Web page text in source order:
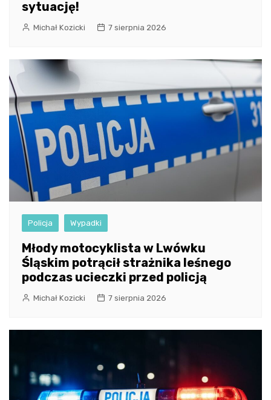
sytuację!
Michał Kozicki 7 sierpnia 2026
Policja Wypadki
Młody motocyklista w Lwówku
Śląskim potrącił strażnika leśnego
podczas ucieczki przed policją
Michał Kozicki 7 sierpnia 2026